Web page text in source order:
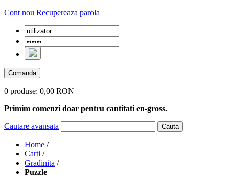
Cont nou Recupereaza parola
Comanda
0 produse: 0,00 RON
Primim comenzi doar pentru cantitati en-gross.
Cautare avansata Cauta
Home /
Carti /
Gradinita /
Puzzle